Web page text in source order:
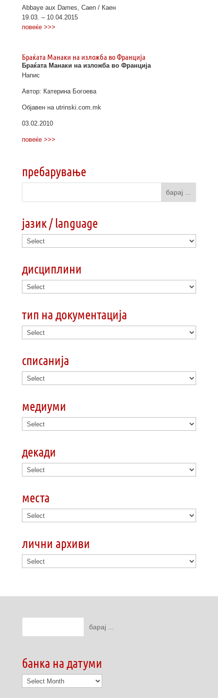
Abbaye aux Dames, Caen / Каен
19.03. – 10.04.2015
повеќе >>>
Браќата Манаки на изложба во Франција
Браќата Манаки на изложба во Франција
Напис
Автор: Катерина Богоева
Објавен на utrinski.com.mk
03.02.2010
повеќе >>>
пребарување
јазик / language
дисциплини
тип на документација
списанија
медиуми
декади
места
лични архиви
банка на датуми
банка
на